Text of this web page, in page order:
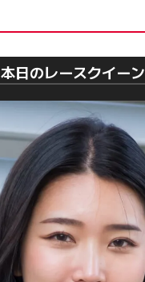
本日のレースクイーン